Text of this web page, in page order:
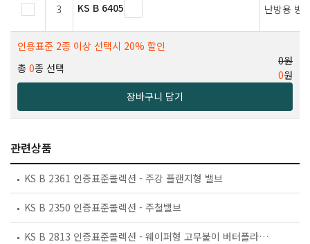
3 KS B 6405 난방용 방
인용표준 2종 이상 선택시 20% 할인
총 0종 선택
0원
0원
장바구니 담기
관련상품
KS B 2361 인증표준콜렉션 - 주강 플랜지형 밸브
KS B 2350 인증표준콜렉션 - 주철밸브
KS B 2813 인증표준콜렉션 - 웨이퍼형 고무붙이 버터플라이 밸브